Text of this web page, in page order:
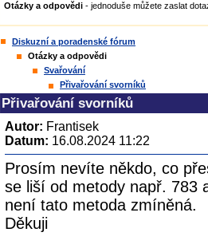
Otázky a odpovědi - jednoduše můžete zaslat
Diskuzní a poradenské fórum
Otázky a odpovědi
Svařování
Přivařování svorníků
Přivařování svorníků
Autor: Frantisek
Datum: 16.08.2024 11:22
Prosím nevíte někdo, co
se liší od metody např. 783
není tato metoda zmíněná.
Děkuji